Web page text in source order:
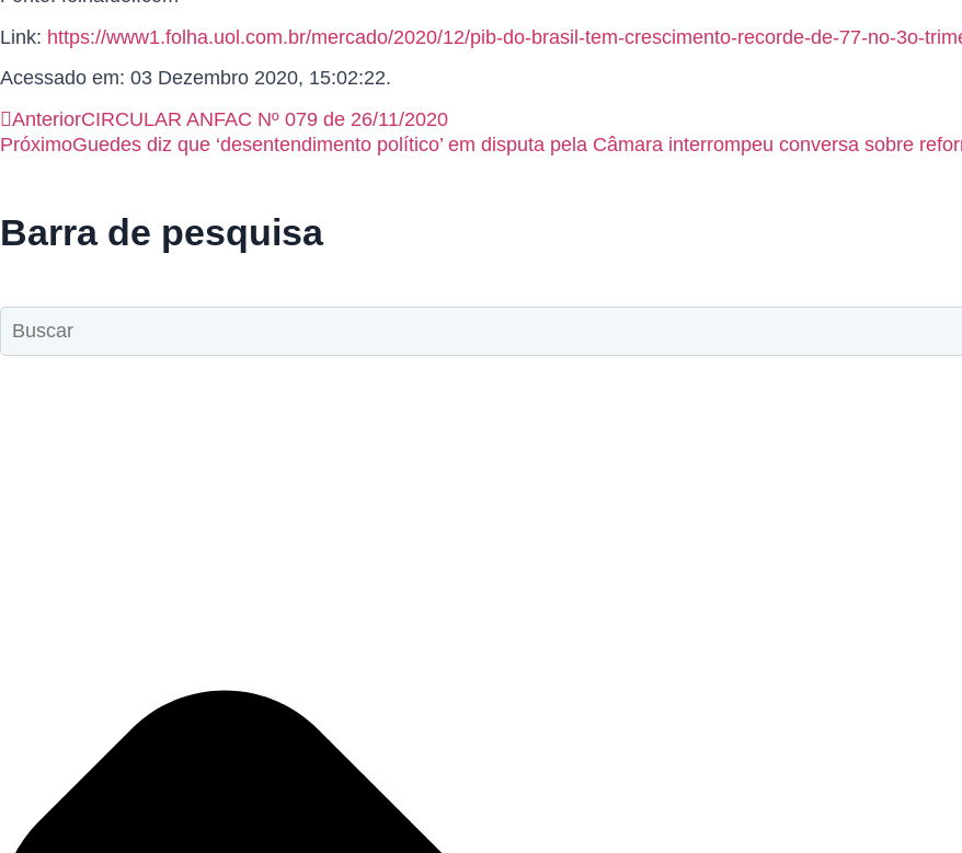
Link: https://www1.folha.uol.com.br/mercado/2020/12/pib-do-brasil-tem-crescimento-recorde-de-77-no-3o-
Acessado em: 03 Dezembro 2020, 15:02:22.
AnteriorCIRCULAR ANFAC Nº 079 de 26/11/2020
PróximoGuedes diz que ‘desentendimento político’ em disputa pela Câmara interrompeu conversa sobre
Barra de pesquisa